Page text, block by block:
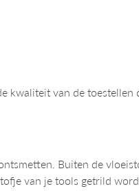
kwaliteit van de
Buiten de
van je tools getrild